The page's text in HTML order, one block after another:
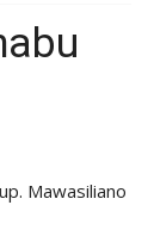
Mawasiliano